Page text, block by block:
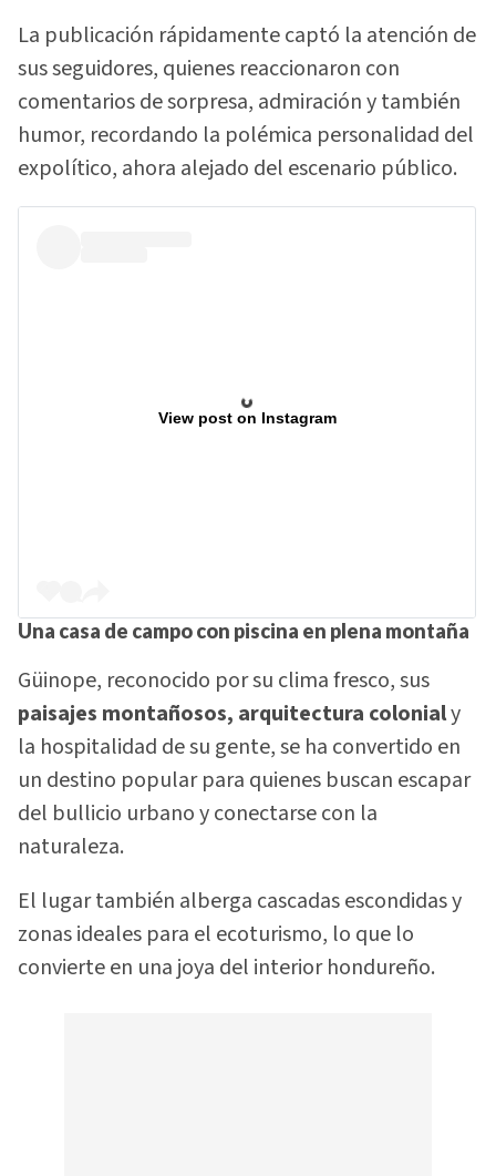
La publicación rápidamente captó la atención de
sus seguidores, quienes reaccionaron con
comentarios de sorpresa, admiración y también
humor, recordando la polémica personalidad del
expolítico, ahora alejado del escenario público.
View post on Instagram
Una casa de campo con piscina en plena montaña
Güinope, reconocido por su clima fresco, sus
paisajes montañosos, arquitectura colonialy
la hospitalidad de su gente, se ha convertido en
un destino popular para quienes buscan escapar
del bullicio urbano y conectarse con la
naturaleza.
El lugar también alberga cascadas escondidas y
zonas ideales para el ecoturismo, lo que lo
convierte en una joya del interior hondureño.